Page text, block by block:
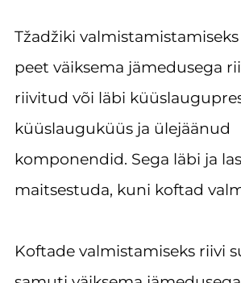
Tžadžiki
peet väiksema jämedusega
riivitud või läbi
küüslauguküüs ja ülejäänud
komponendid. Sega läbi ja
maitsestuda, kuni koftad
Koftade valmistamiseks riivi